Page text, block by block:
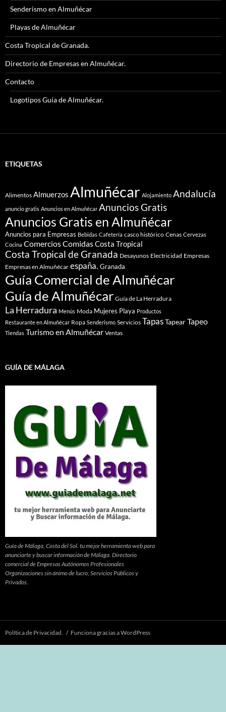
Senderismo en Almuñécar
Playas de Almuñécar
Costa Tropical de Granada.
Directorio de Empresas en Almuñécar.
Contacto
Logotipos Guía de Almuñécar.
ETIQUETAS
Alimentos Almuerzos Almuñécar Alojamiento Andalucía
anuncio gratis Anuncios en Almuñécar Anuncios Gratis
Anuncios Gratis en Almuñécar
Anuncios para Empresas Bebidas Cafetería casco histórico Cenas Cervezas
Cocina ComerciosComidasCosta Tropical
Costa Tropical de Granada Desayunos Electricidad Empresas
Empresas en Almuñécar españa. Granada
Guía Comercial de Almuñécar
Guía de Almuñécar Guía de La Herradura
La Herradura Menús Moda Mujeres Playa Productos
Restaurante en Almuñécar Ropa Senderismo Servicios TapasTapearTapeo
Tiendas Turismo en Almuñécar Ventas
GUÍA DE MÁLAGA
Guía de Málaga, Costa del Sol. tu mejor herramienta web para
anunciarte y buscar información de Málaga. Directorio
comercial de Empresas Autónomos Profesionales
Organizaciones sin ánimo de lucro, Servicios Públicos y
Privados.
Política de Privacidad. Funciona gracias a WordPress